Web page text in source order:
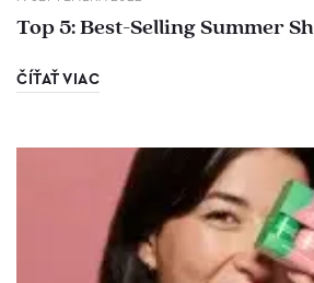
Top 5: Best-Selling Summer
ČÍŤAŤ VIAC